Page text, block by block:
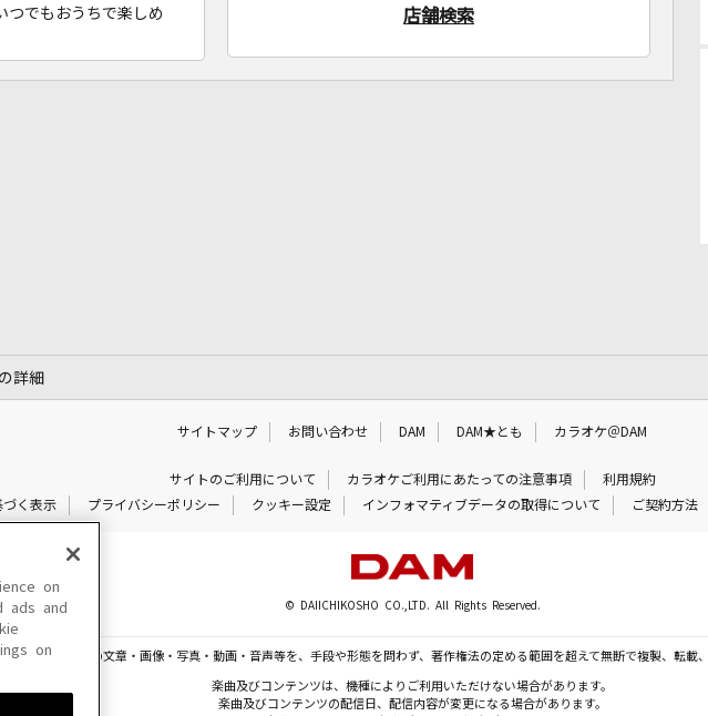
つでもおうちで楽しめ
店舗検索
詳細
サイトマップ お問い合わせ DAM DAM★とも カラオケ＠DAM
サイトのご利用について カラオケご利用にあたっての注意事項
利用規約
づく表示
プライバシーポリシー クッキー設定 インフォマティブデータの取得について ご契約方法
© DAIICHIKOSHO CO.,LTD. All Rights Reserved.
されている一切の文章・画像・写真・動画・音声等を、手段や形態を問わず、著作権法の定める範囲を超えて無断で複製、転載
楽曲及びコンテンツは、機種によりご利用いただけない場合があります。
楽曲及びコンテンツの配信日、配信内容が変更になる場合があります。
on
ads and
on